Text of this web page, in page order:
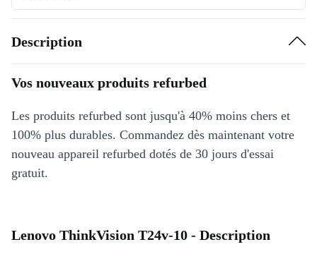
Description
Vos nouveaux produits refurbed
Les produits refurbed sont jusqu'à 40% moins chers et
100% plus durables. Commandez dès maintenant votre
nouveau appareil refurbed dotés de 30 jours d'essai
gratuit.
Lenovo ThinkVision T24v-10 - Description